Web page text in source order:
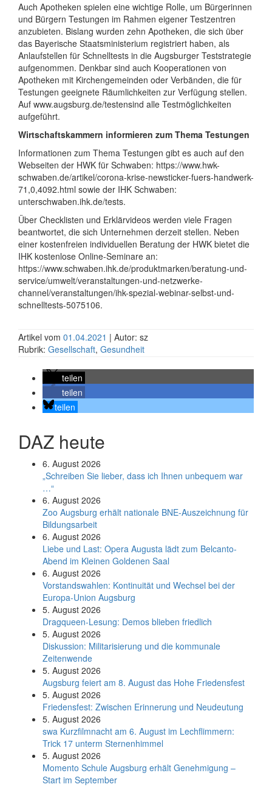
Auch Apotheken spielen eine wichtige Rolle, um Bürgerinnen
und Bürgern Testungen im Rahmen eigener Testzentren
anzubieten. Bislang wurden zehn Apotheken, die sich über
das Bayerische Staatsministerium registriert haben, als
Anlaufstellen für Schnelltests in die Augsburger Teststrategie
aufgenommen. Denkbar sind auch Kooperationen von
Apotheken mit Kirchengemeinden oder Verbänden, die für
Testungen geeignete Räumlichkeiten zur Verfügung stellen.
Auf www.augsburg.de/testensind alle Testmöglichkeiten
aufgeführt.
Wirtschaftskammern informieren zum Thema Testungen
Informationen zum Thema Testungen gibt es auch auf den
Webseiten der HWK für Schwaben: https://www.hwk-
schwaben.de/artikel/corona-krise-newsticker-fuers-handwerk-
71,0,4092.html sowie der IHK Schwaben:
unterschwaben.ihk.de/tests.
Über Checklisten und Erklärvideos werden viele Fragen
beantwortet, die sich Unternehmen derzeit stellen. Neben
einer kostenfreien individuellen Beratung der HWK bietet die
IHK kostenlose Online-Seminare an:
https://www.schwaben.ihk.de/produktmarken/beratung-und-
service/umwelt/veranstaltungen-und-netzwerke-
channel/veranstaltungen/ihk-spezial-webinar-selbst-und-
schnelltests-5075106.
Artikel vom 01.04.2021 | Autor: sz
Rubrik: Gesellschaft, Gesundheit
teilen
teilen
teilen
DAZ heute
6. August 2026
„Schreiben Sie lieber, dass ich Ihnen unbequem war
…“
6. August 2026
Zoo Augsburg erhält nationale BNE-Auszeichnung für
Bildungsarbeit
6. August 2026
Liebe und Last: Opera Augusta lädt zum Belcanto-
Abend im Kleinen Goldenen Saal
6. August 2026
Vorstandswahlen: Kontinuität und Wechsel bei der
Europa-Union Augsburg
5. August 2026
Dragqueen-Lesung: Demos blieben friedlich
5. August 2026
Diskussion: Mi­li­ta­ri­sie­rung und die kommunale
Zeitenwende
5. August 2026
Augsburg feiert am 8. August das Hohe Friedensfest
5. August 2026
Friedensfest: Zwischen Erinnerung und Neudeutung
5. August 2026
swa Kurz­film­nacht am 6. August im Lech­flim­mern:
Trick 17 unterm Sternen­himmel
5. August 2026
Momento Schule Augsburg erhält Genehmigung –
Start im September